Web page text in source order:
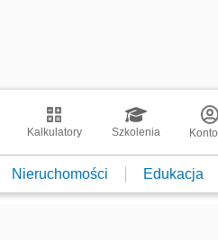
Kalkulatory Szkolenia Konto
Nieruchomości Edukacja